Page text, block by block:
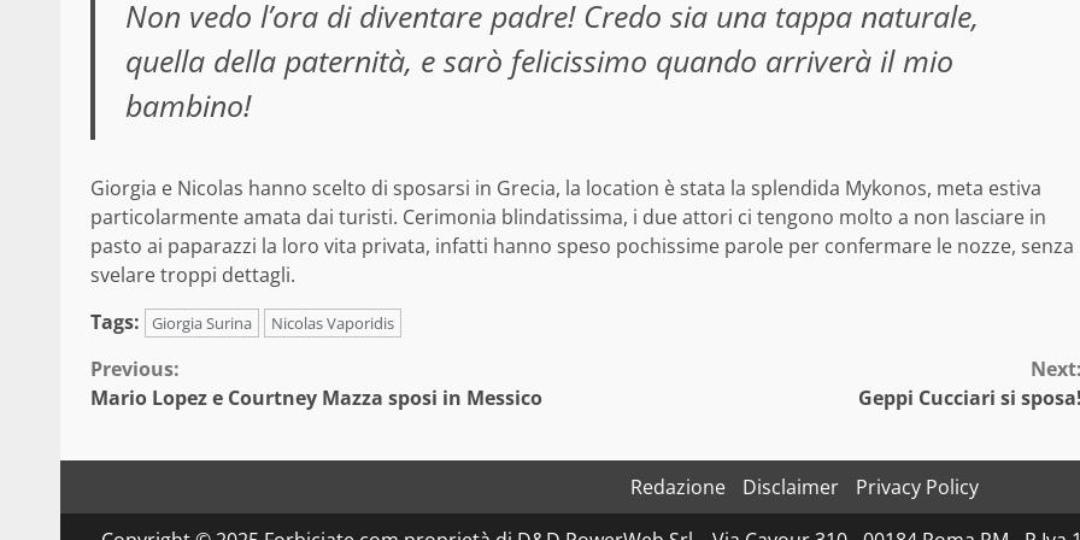
Non vedo l’ora di diventare padre! Credo sia una tappa naturale,
quella della paternità, e sarò felicissimo quando arriverà il mio
bambino!
Giorgia e Nicolas hanno scelto di sposarsi in Grecia, la location è stata la splendida Mykonos, meta estiva
particolarmente amata dai turisti. Cerimonia blindatissima, i due attori ci tengono molto a non lasciare in
pasto ai paparazzi la loro vita privata, infatti hanno speso pochissime parole per confermare le nozze, senza
svelare troppi dettagli.
Tags:
Giorgia Surina Nicolas Vaporidis
Continue
Reading
Previous:
Mario Lopez e Courtney Mazza sposi in Messico
Geppi Cucciari si
Redazione Disclaimer
Privacy Policy